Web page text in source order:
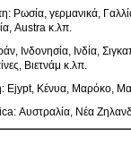
Ρωσία, γερμανικά,
Austra κ.λπ.
Ινδονησία, Ινδία,
Βιετνάμ κ.λπ.
Ejypt, Κένυα, Μαρόκο,
Αυστραλία, Νέα